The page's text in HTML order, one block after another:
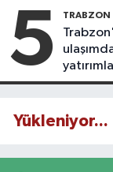
5 TRABZON
yapılıyor
Yükleniyor...